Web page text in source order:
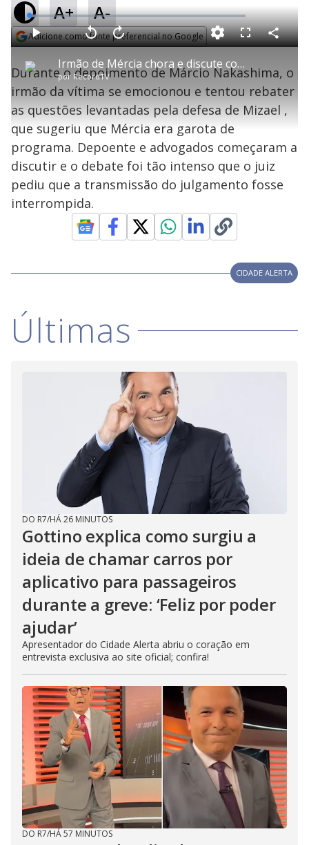
A+ A-
Adicione como fonte preferencial no Google
P
l
a
y
V
i
d
e
o
Irmão de Mércia chora e discute com advogados de defesa durante depoimento
por RecordTV
P V
t
a
r
0
e
g
n
d
s
A
a
n
ç
a
1
s
e
u
n
o
s
M
u
L
o
a
d
e
:
3
.
0
8
%
F
s
c
n
C
o
a
r
i
l
a
Durante o depoimento de Márcio Nakashima, o
irmão da vítima se emocionou e tentou rebater
as questões levantadas pela defesa de Mizael ,
que sugeriu que Mércia era garota de
programa. Depoente e advogados começaram a
discutir e o debate foi tão intenso que o juiz
pediu que a transmissão do julgamento fosse
interrompida.
CIDADE ALERTA
Últimas
DO R7/HÁ 26 MINUTOS
Gottino explica como surgiu a
ideia de chamar carros por
aplicativo para passageiros
durante a greve: ‘Feliz por poder
ajudar’
Apresentador do Cidade Alerta abriu o coração em
entrevista exclusiva ao site oficial; confira!
DO R7/HÁ 57 MINUTOS